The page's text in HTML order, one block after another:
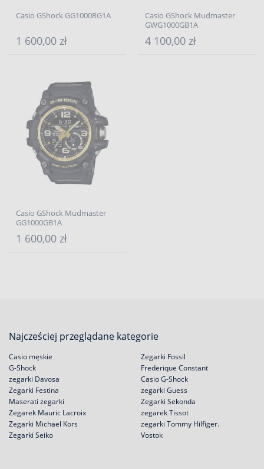
Casio GShock GG1000RG1A
1 600,00 zł
Casio GShock Mudmaster
GWG1000GB1A
4 100,00 zł
Casio GShock Mudmaster
GG1000GB1A
1 600,00 zł
Najcześciej przeglądane kategorie
Casio męskie
G-Shock
zegarki Davosa
Zegarki Festina
Zegarki Fossil
Frederique Constant
Casio G-Shock
zegarki Guess
Maserati zegarki
Zegarek Mauric Lacroix
Zegarki Michael Kors
Zegarki Seiko
Zegarki Sekonda
zegarek Tissot
zegarki Tommy Hilfiger.
Vostok